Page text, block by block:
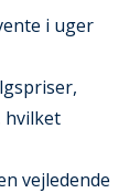
i uger
hvilket
vejledende